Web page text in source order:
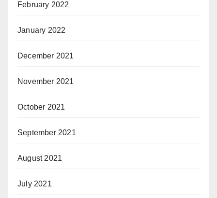
February 2022
January 2022
December 2021
November 2021
October 2021
September 2021
August 2021
July 2021